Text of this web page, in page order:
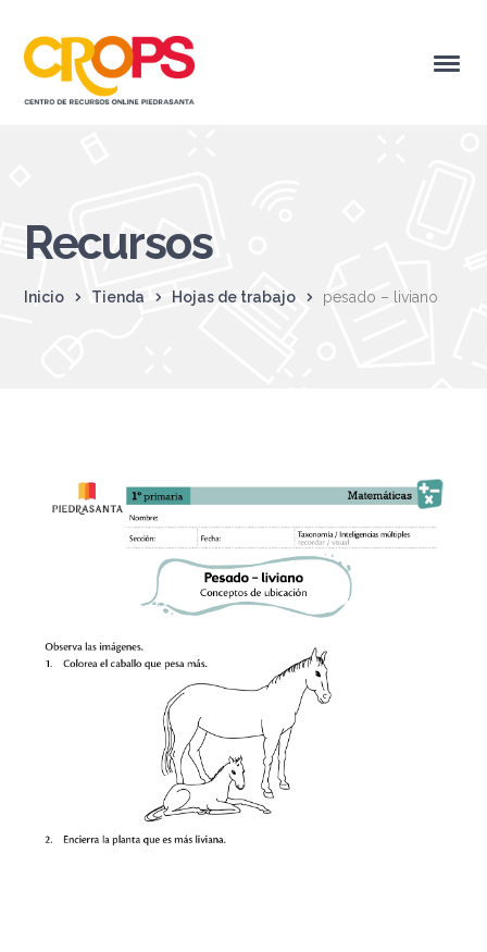
Recursos
Inicio Tienda Hojas de trabajo pesado – liviano